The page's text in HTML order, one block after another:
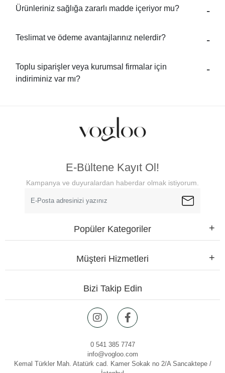
Ürünleriniz sağlığa zararlı madde içeriyor mu?
Teslimat ve ödeme avantajlarınız nelerdir?
Toplu siparişler veya kurumsal firmalar için
indiriminiz var mı?
E-Bültene Kayıt Ol!
Kampanya ve duyuralardan haberdar olmak istiyorum.
Popüler Kategoriler
Müşteri Hizmetleri
Bizi Takip Edin
0 541 385 7747
info@vogloo.com
Kemal Türkler Mah. Atatürk cad. Kamer Sokak no 2/A Sancaktepe /